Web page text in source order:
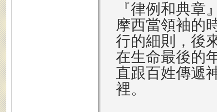
『律例和典章
摩西當領袖的
行的細則，後
在生命最後的
直跟百姓傳遞
裡。